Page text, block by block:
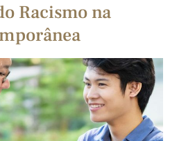
Racismo na